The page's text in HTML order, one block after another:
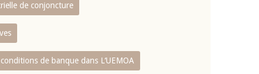
de conjoncture
de banque dans L‘UEMOA